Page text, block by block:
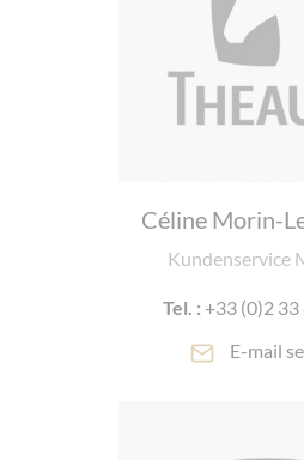
Céline Morin-
Kundenservice
Tel. : +33 (0)2 33
E-mail